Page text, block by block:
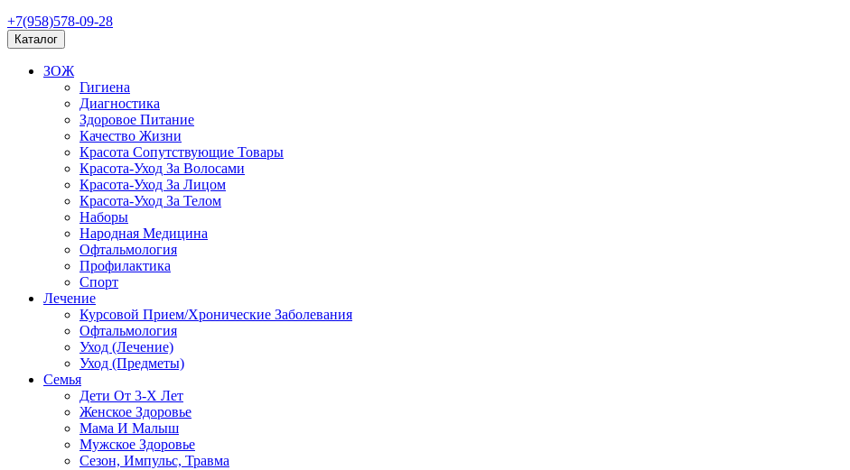
+7(958)578-09-28
Каталог
ЗОЖ
Гигиена
Диагностика
Здоровое Питание
Качество Жизни
Красота Сопутствующие Товары
Красота-Уход За Волосами
Красота-Уход За Лицом
Красота-Уход За Телом
Наборы
Народная Медицина
Офтальмология
Профилактика
Спорт
Лечение
Курсовой Прием/Хронические Заболевания
Офтальмология
Уход (Лечение)
Уход (Предметы)
Семья
Дети От 3-Х Лет
Женское Здоровье
Мама И Малыш
Мужское Здоровье
Сезон, Импульс, Травма